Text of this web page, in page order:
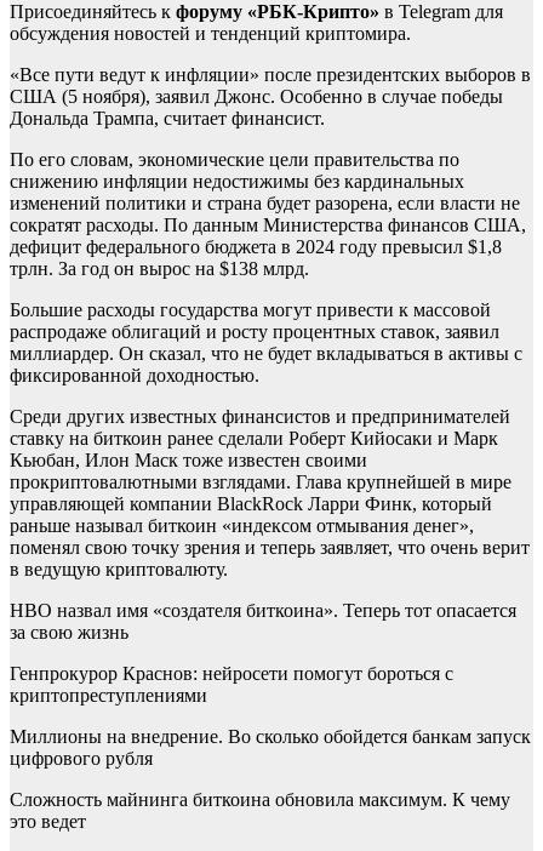
Присоединяйтесь к форуму «РБК-Крипто» в Telegram для
обсуждения новостей и тенденций криптомира.
«Все пути ведут к инфляции» после президентских выборов в
США (5 ноября), заявил Джонс. Особенно в случае победы
Дональда Трампа, считает финансист.
По его словам, экономические цели правительства по
снижению инфляции недостижимы без кардинальных
изменений политики и страна будет разорена, если власти не
сократят расходы. По данным Министерства финансов США,
дефицит федерального бюджета в 2024 году превысил $1,8
трлн. За год он вырос на $138 млрд.
Большие расходы государства могут привести к массовой
распродаже облигаций и росту процентных ставок, заявил
миллиардер. Он сказал, что не будет вкладываться в активы с
фиксированной доходностью.
Среди других известных финансистов и предпринимателей
ставку на биткоин ранее сделали Роберт Кийосаки и Марк
Кьюбан, Илон Маск тоже известен своими
прокриптовалютными взглядами. Глава крупнейшей в мире
управляющей компании BlackRock Ларри Финк, который
раньше называл биткоин «индексом отмывания денег»,
поменял свою точку зрения и теперь заявляет, что очень верит
в ведущую криптовалюту.
HBO назвал имя «создателя биткоина». Теперь тот опасается
за свою жизнь
Генпрокурор Краснов: нейросети помогут бороться с
криптопреступлениями
Миллионы на внедрение. Во сколько обойдется банкам запуск
цифрового рубля
Сложность майнинга биткоина обновила максимум. К чему
это ведет